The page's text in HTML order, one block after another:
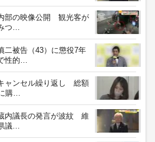
部の映像公開 観光客が
つ…
二被告（43）に懲役7年
性的…
ャンセル繰り返し 総額
購…
内議長の発言が波紋 維
議…